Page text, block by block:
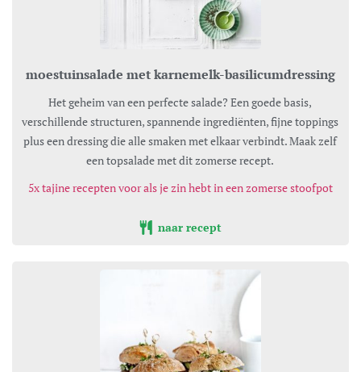
moestuinsalade met karnemelk-basilicumdressing
Het geheim van een perfecte salade? Een goede basis,
verschillende structuren, spannende ingrediënten, fijne toppings
plus een dressing die alle smaken met elkaar verbindt. Maak zelf
een topsalade met dit zomerse recept.
5x tajine recepten voor als je zin hebt in een zomerse stoofpot
naar recept